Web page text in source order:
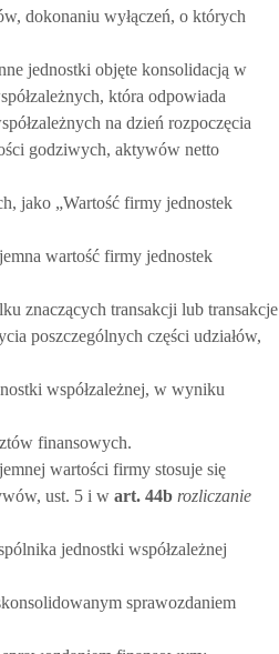
dokonaniu wyłączeń, o których
jednostki objęte konsolidacją w
która odpowiada
na dzień rozpoczęcia
godziwych, aktywów netto
jako „Wartość firmy jednostek
wartość firmy jednostek
znaczących transakcji lub transakcje
poszczególnych części udziałów,
współzależnej, w wyniku
finansowych.
wartości firmy stosuje się
ust. 5 i w art. 44b rozliczanie
jednostki współzależnej
sprawozdaniem